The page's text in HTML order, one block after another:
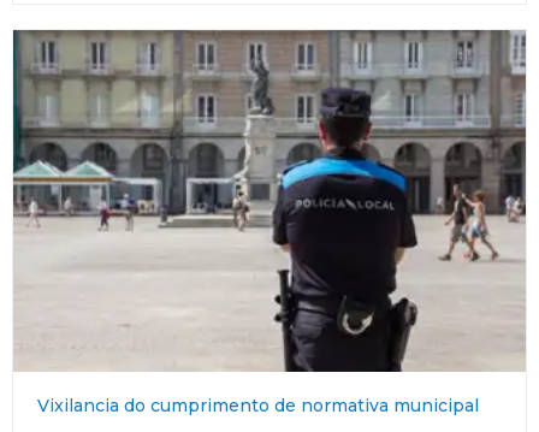
Vixilancia do cumprimento de normativa municipal